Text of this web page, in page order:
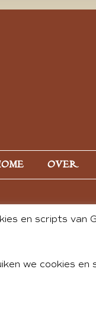
OVER
© 2026 ALL
en scripts van
we cookies en